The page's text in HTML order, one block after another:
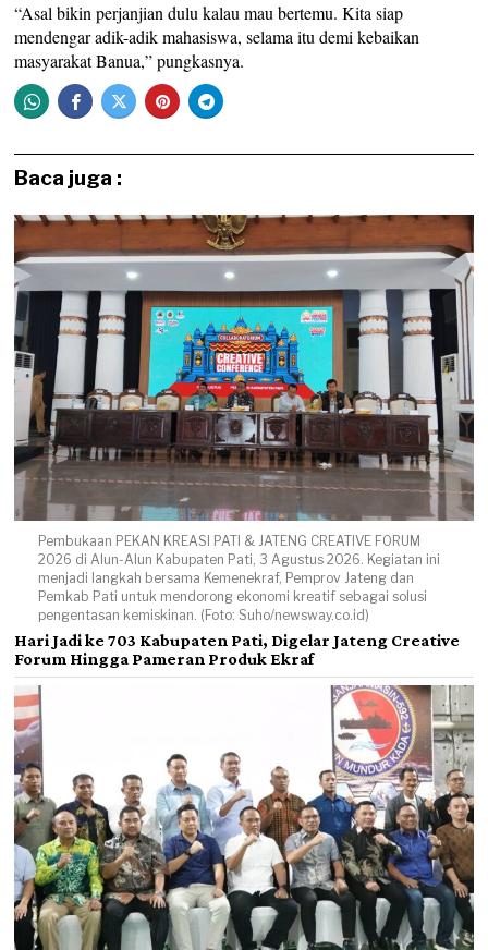
“Asal bikin perjanjian dulu kalau mau bertemu. Kita siap
mendengar adik-adik mahasiswa, selama itu demi kebaikan
masyarakat Banua,” pungkasnya.
Baca juga :
Pembukaan PEKAN KREASI PATI & JATENG CREATIVE FORUM
2026 di Alun-Alun Kabupaten Pati, 3 Agustus 2026. Kegiatan ini
menjadi langkah bersama Kemenekraf, Pemprov Jateng dan
Pemkab Pati untuk mendorong ekonomi kreatif sebagai solusi
pengentasan kemiskinan. (Foto: Suho/newsway.co.id)
Hari Jadi ke 703 Kabupaten Pati, Digelar Jateng Creative
Forum Hingga Pameran Produk Ekraf